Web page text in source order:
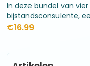
In deze bundel van
bijstandsconsulente,
een
€16.99